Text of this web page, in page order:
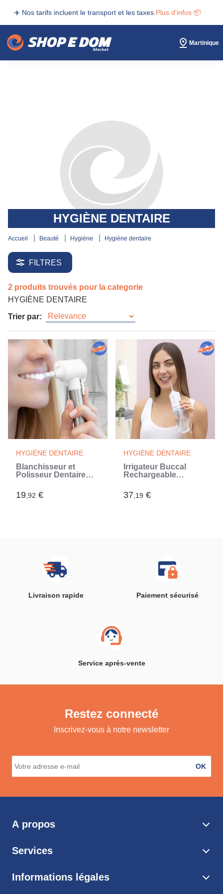
✈️ Nos tarifs incluent le transport et les taxes. Plus d'infos 📦
Martinique
HYGIÈNE DENTAIRE
accueil beauté hygiène hygiène dentaire
FILTRES
2 produits trouvés pour la categorie
HYGIÈNE DENTAIRE
Trier par:
HYGIÈNE DENTAIRE
Blanchisseur et
Polisseur Dentaire
InnovaGoods
19,92 €
HYGIÈNE DENTAIRE
Irrigateur Buccal
Rechargeable
InnovaGoods
37,19 €
Livraison rapide Paiement sécurisé
Service après-vente
Restez connecté
Inscrivez-vous à notre newsletter
OK
A propos
Services
Informations légales